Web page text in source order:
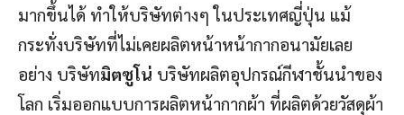
มากขึ้นได้ ทำให้บริษัทต่างๆ ในประเทศญี่ปุ่น แม้
กระทั่งบริษัทที่ไม่เคยผลิตหน้าหน้ากากอนามัยเลย
อย่าง บริษัทมิตซูโน่ บริษัทผลิตอุปกรณ์กีฬาชั้นนำของ
โลก เริ่มออกแบบการผลิตหน้ากากผ้า ที่ผลิตด้วยวัสดุผ้า